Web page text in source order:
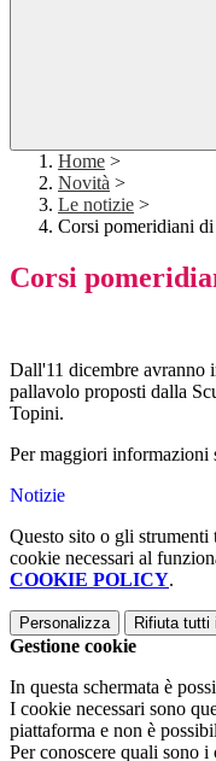
Home >
Novità >
Le notizie >
Corsi pomeridiani
Corsi
Dall'11 dicembre avranno
pallavolo proposti dalla
Topini.
Per maggiori informazioni
Notizie
Questo sito o gli
cookie necessari al
COOKIE POLICY.
Personalizza Rifiuta tutti
Gestione cookie
In questa schermata è
I cookie necessari sono
piattaforma e non è
Per conoscere quali sono